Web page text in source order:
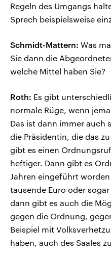
Regeln des Umgangs
Sprech beispielsweise
Schmidt-Mattern: Was
Sie dann die
welche Mittel haben Sie?
Roth: Es gibt
normale Rüge, wenn
Das ist dann immer auch
die Präsidentin, die das
gibt es einen
heftiger. Dann gibt es
Jahren eingeführt
tausende Euro oder
dann gibt es auch die
gegen die Ordnung,
Beispiel mit
haben, auch des Saales